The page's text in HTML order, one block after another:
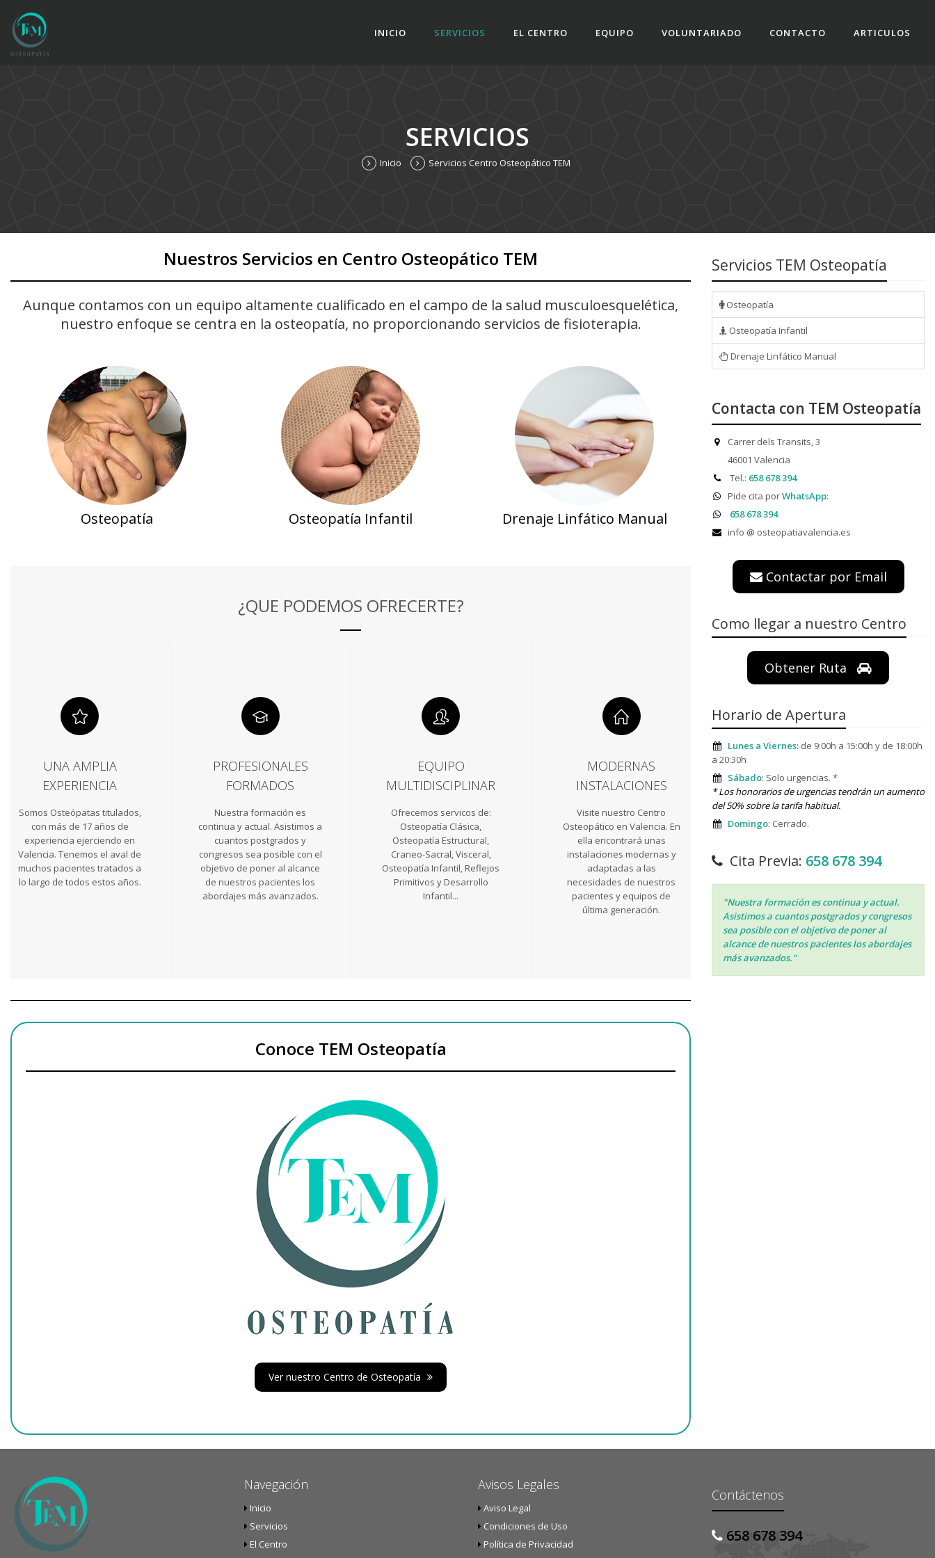
INICIO SERVICIOS EL CENTRO EQUIPO VOLUNTARIADO CONTACTO ARTICULOS
SERVICIOS
Inicio Servicios Centro Osteopático TEM
Nuestros Servicios en Centro Osteopático TEM
Aunque contamos con un equipo altamente cualificado en el campo de la salud musculoesquelética,
nuestro enfoque se centra en la osteopatía, no proporcionando servicios de fisioterapia.
Osteopatía Osteopatía Infantil Drenaje Linfático Manual
¿QUE PODEMOS OFRECERTE?
UNA AMPLIA
EXPERIENCIA
Somos Osteópatas titulados,
con más de 17 años de
experiencia ejerciendo en
Valencia. Tenemos el aval de
muchos pacientes tratados a
lo largo de todos estos años.
PROFESIONALES
FORMADOS
Nuestra formación es
continua y actual. Asistimos a
cuantos postgrados y
congresos sea posible con el
objetivo de poner al alcance
de nuestros pacientes los
abordajes más avanzados.
EQUIPO
MULTIDISCIPLINAR
Ofrecemos servicos de:
Osteopatía Clásica,
Osteopatía Estructural,
Craneo-Sacral, Visceral,
Osteopatía Infantil, Reflejos
Primitivos y Desarrollo
Infantil...
MODERNAS
INSTALACIONES
Visite nuestro Centro
Osteopático en Valencia. En
ella encontrará unas
instalaciones modernas y
adaptadas a las
necesidades de nuestros
pacientes y equipos de
última generación.
Conoce TEM Osteopatía
Ver nuestro Centro de Osteopatía
Servicios TEM Osteopatía
Osteopatía
Osteopatía Infantil
Drenaje Linfático Manual
Contacta con TEM Osteopatía
Carrer dels Transits, 3
46001 Valencia
Tel.: 658 678 394
Pide cita porWhatsApp:
658 678 394
info @ osteopatiavalencia.es
Contactar por Email
Como llegar a nuestro Centro
Obtener Ruta
Horario de Apertura
Lunes a Viernes: de 9:00h a 15:00h y de 18:00h
a 20:30h
Sábado: Solo urgencias. *
* Los honorarios de urgencias tendrán un aumento
del 50% sobre la tarifa habitual.
Domingo: Cerrado.
Cita Previa: 658 678 394
"Nuestra formación es continua y actual.
Asistimos a cuantos postgrados y congresos
sea posible con el objetivo de poner al
alcance de nuestros pacientes los abordajes
más avanzados."
Navegación
Inicio
Servicios
El Centro
Avisos Legales
Aviso Legal
Condiciones de Uso
Política de Privacidad
Contáctenos
658 678 394